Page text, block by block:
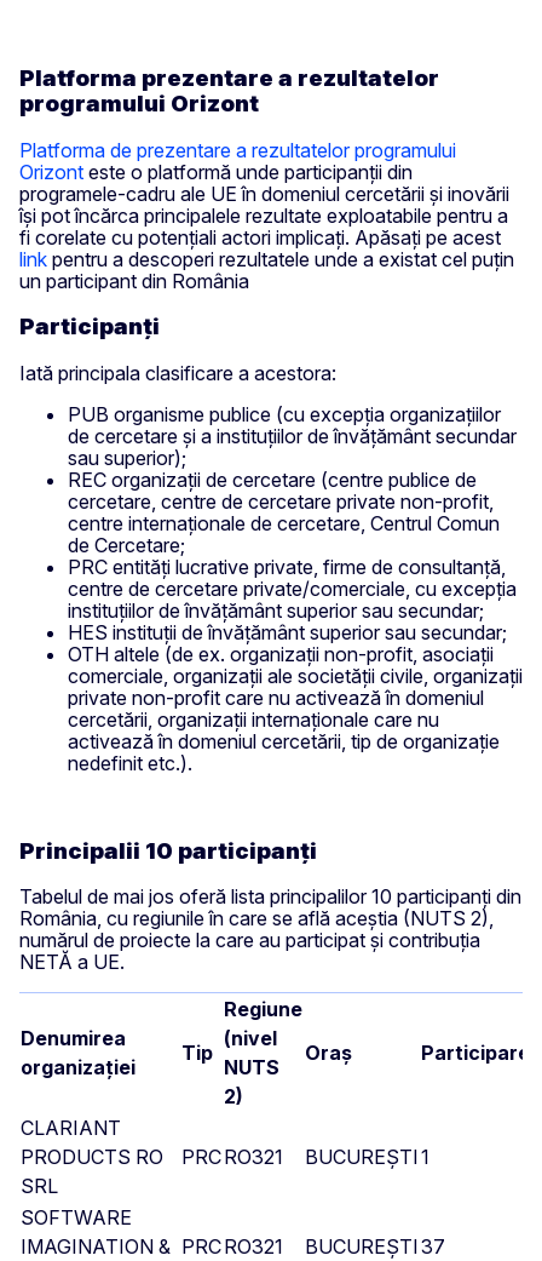
Platforma prezentare a rezultatelor
programului Orizont
Platforma de prezentare a rezultatelor programului
Orizont este o platformă unde participanții din
programele-cadru ale UE în domeniul cercetării și inovării
își pot încărca principalele rezultate exploatabile pentru a
fi corelate cu potențiali actori implicați. Apăsați pe acest
link pentru a descoperi rezultatele unde a existat cel puțin
un participant din România
Participanți
Iată principala clasificare a acestora:
PUB organisme publice (cu excepția organizațiilor
de cercetare și a instituțiilor de învățământ secundar
sau superior);
REC organizații de cercetare (centre publice de
cercetare, centre de cercetare private non-profit,
centre internaționale de cercetare, Centrul Comun
de Cercetare;
PRC entități lucrative private, firme de consultanță,
centre de cercetare private/comerciale, cu excepția
instituțiilor de învățământ superior sau secundar;
HES instituții de învățământ superior sau secundar;
OTH altele (de ex. organizații non-profit, asociații
comerciale, organizații ale societății civile, organizații
private non-profit care nu activează în domeniul
cercetării, organizații internaționale care nu
activează în domeniul cercetării, tip de organizație
nedefinit etc.).
Principalii 10 participanți
Tabelul de mai jos oferă lista principalilor 10 participanți din
România, cu regiunile în care se află aceștia (NUTS 2),
numărul de proiecte la care au participat și contribuția
NETĂ a UE.
Denumirea
organizației
Tip
Regiune
(nivel
NUTS
2)
Oraș Participare
CLARIANT
PRODUCTS RO
SRL
PRCRO321 BUCUREȘTI1
SOFTWARE
IMAGINATION & PRCRO321 BUCUREȘTI37